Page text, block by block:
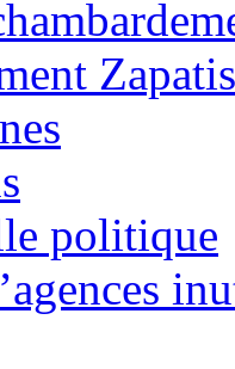
politique